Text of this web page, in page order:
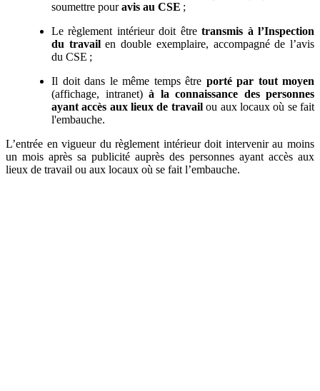
soumettre pouravis au CSE ;
Le règlement intérieur doit êtretransmis à l’Inspection
du travailen double exemplaire, accompagné de l’avis
du CSE ;
Il doit dans le même temps être porté par tout moyen
(affichage, intranet)à la connaissance des personnes
ayant accès aux lieux de travailou aux locaux où se fait
l'embauche.
L’entrée en vigueur du règlement intérieur doit intervenir au moins
un mois après sa publicité auprès des personnes ayant accès aux
lieux de travail ou aux locaux où se fait l’embauche.